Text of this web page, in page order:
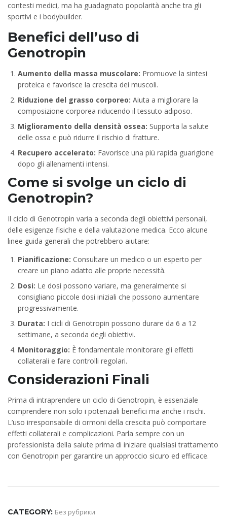
contesti medici, ma ha guadagnato popolarità anche tra gli
sportivi e i bodybuilder.
Benefici dell’uso di
Genotropin
Aumento della massa muscolare: Promuove la sintesi
proteica e favorisce la crescita dei muscoli.
Riduzione del grasso corporeo: Aiuta a migliorare la
composizione corporea riducendo il tessuto adiposo.
Miglioramento della densità ossea: Supporta la salute
delle ossa e può ridurre il rischio di fratture.
Recupero accelerato: Favorisce una più rapida guarigione
dopo gli allenamenti intensi.
Come si svolge un ciclo di
Genotropin?
Il ciclo di Genotropin varia a seconda degli obiettivi personali,
delle esigenze fisiche e della valutazione medica. Ecco alcune
linee guida generali che potrebbero aiutare:
Pianificazione: Consultare un medico o un esperto per
creare un piano adatto alle proprie necessità.
Dosi: Le dosi possono variare, ma generalmente si
consigliano piccole dosi iniziali che possono aumentare
progressivamente.
Durata: I cicli di Genotropin possono durare da 6 a 12
settimane, a seconda degli obiettivi.
Monitoraggio: È fondamentale monitorare gli effetti
collaterali e fare controlli regolari.
Considerazioni Finali
Prima di intraprendere un ciclo di Genotropin, è essenziale
comprendere non solo i potenziali benefici ma anche i rischi.
L’uso irresponsabile di ormoni della crescita può comportare
effetti collaterali e complicazioni. Parla sempre con un
professionista della salute prima di iniziare qualsiasi trattamento
con Genotropin per garantire un approccio sicuro ed efficace.
CATEGORY: Без рубрики